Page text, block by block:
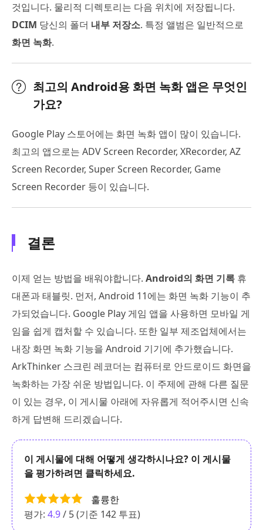
것입니다. 물리적 디렉토리는 다음 위치에 저장됩니다.
DCIM 당신의 폴더 내부 저장소. 특정 앨범은 일반적으로
화면 녹화.
최고의 Android용 화면 녹화 앱은 무엇인
가요?
Google Play 스토어에는 화면 녹화 앱이 많이 있습니다.
최고의 앱으로는 ADV Screen Recorder, XRecorder, AZ
Screen Recorder, Super Screen Recorder, Game
Screen Recorder 등이 있습니다.
결론
이제 얻는 방법을 배워야합니다. Android의 화면 기록 휴
대폰과 태블릿. 먼저, Android 11에는 화면 녹화 기능이 추
가되었습니다. Google Play 게임 앱을 사용하면 모바일 게
임을 쉽게 캡처할 수 있습니다. 또한 일부 제조업체에서는
내장 화면 녹화 기능을 Android 기기에 추가했습니다.
ArkThinker 스크린 레코더는 컴퓨터로 안드로이드 화면을
녹화하는 가장 쉬운 방법입니다. 이 주제에 관해 다른 질문
이 있는 경우, 이 게시물 아래에 자유롭게 적어주시면 신속
하게 답변해 드리겠습니다.
이 게시물에 대해 어떻게 생각하시나요? 이 게시물
을 평가하려면 클릭하세요.
훌륭한
평가: 4.9/ 5 (기준 142 투표)